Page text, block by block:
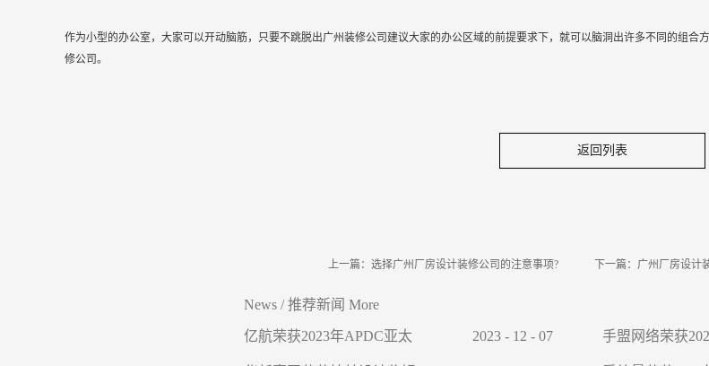
作为小型的办公室，大家可以开动脑筋，只要不跳脱出广州装修公司建议大家的办公区域的前提要求下，就可以脑洞出许多不同的组
修公司。
返回列表
上一篇： 选择广州厂房设计装修公司的注意事项? 下一篇： 广州厂房设计
News / 推荐新闻 More
亿航荣获2023年APDC亚太
2023 - 12 - 07
手盟网络荣获